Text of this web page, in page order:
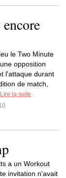
le Two Minute
opposition
l'attaque durant
de match,
Lire la suite
a un Workout
invitation n'avait